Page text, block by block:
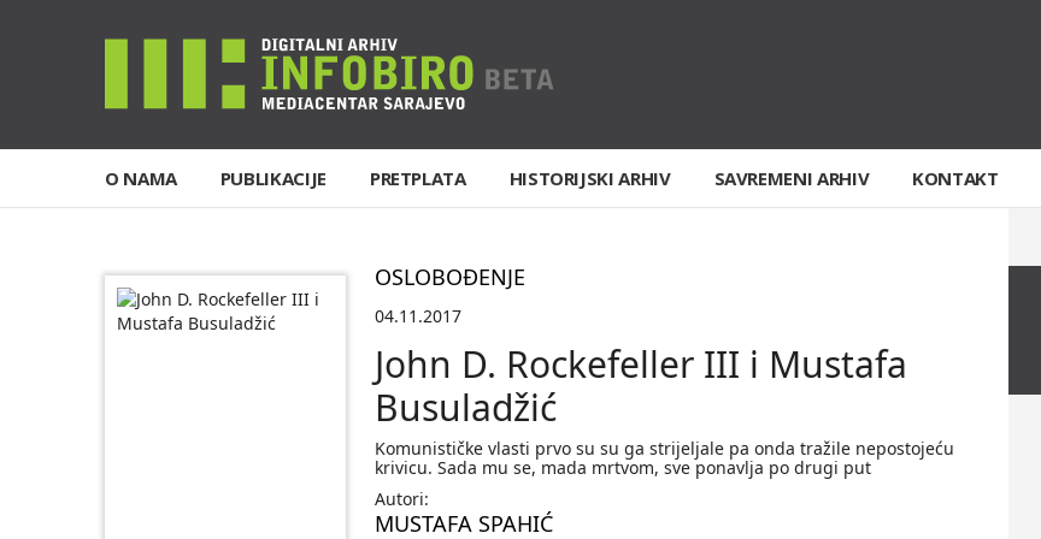
O NAMA PUBLIKACIJE PRETPLATA HISTORIJSKI ARHIV SAVREMENI ARHIV KONTAKT
OSLOBOĐENJE
04.11.2017
John D. Rockefeller III i Mustafa
Busuladžić
Komunističke vlasti prvo su su ga strijeljale pa onda tražile nepostojeću
krivicu. Sada mu se, mada mrtvom, sve ponavlja po drugi put
Autori:
MUSTAFA SPAHIĆ